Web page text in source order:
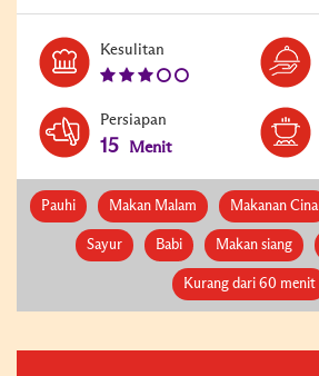
Kesulitan
Persiapan
15 Menit
Pauhi Makan Malam Makanan Cina
Sayur Babi Makan siang
Kurang dari 60 menit